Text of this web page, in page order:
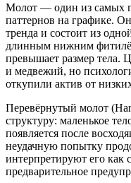
Молот — один из самых
паттернов на графике.
тренда и состоит из
длинным нижним
превышает размер тела.
и медвежий, но
откупили актив от
Перевёрнутый молот
структуру: маленькое
появляется после
неудачную попытку
интерпретируют его как
предварительное